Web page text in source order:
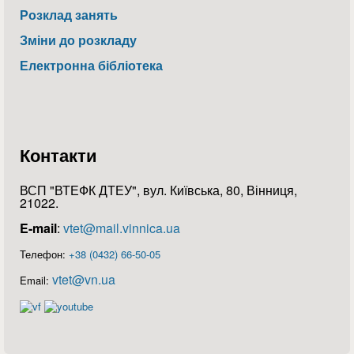
Розклад занять
Зміни до розкладу
Електронна бібліотека
Контакти
ВСП "ВТЕФК ДТЕУ", вул. Київська, 80, Вінниця,
21022.
E-mail: vtet@mail.vinnica.ua
Телефон: +38 (0432) 66-50-05
Email: vtet@vn.ua